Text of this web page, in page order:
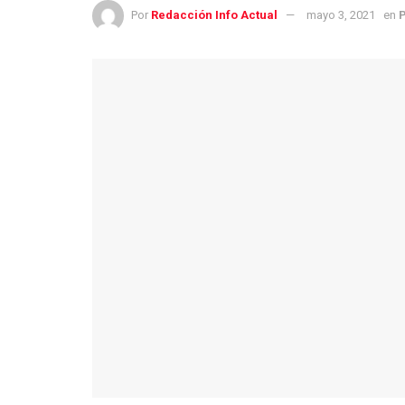
Por Redacción Info Actual mayo 3, 2021 en